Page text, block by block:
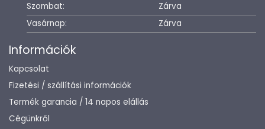
Szombat:
Zárva
Vasárnap:
Zárva
Információk
Kapcsolat
Fizetési / szállítási információk
Termék garancia / 14 napos elállás
Cégünkről